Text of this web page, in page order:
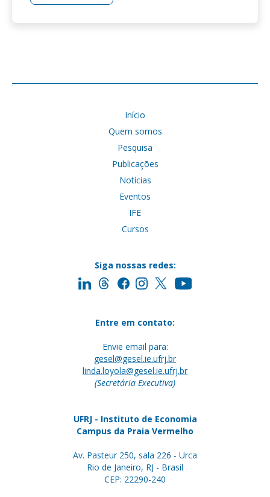
Início
Quem somos
Pesquisa
Publicações
Notícias
Eventos
IFE
Cursos
Siga nossas redes:
Entre em contato:
Envie email para:
gesel@gesel.ie.ufrj.br
linda.loyola@gesel.ie.ufrj.br
(Secretária Executiva)
UFRJ - Instituto de Economia
Campus da Praia Vermelho
Av. Pasteur 250, sala 226 - Urca
Rio de Janeiro, RJ - Brasil
CEP: 22290-240